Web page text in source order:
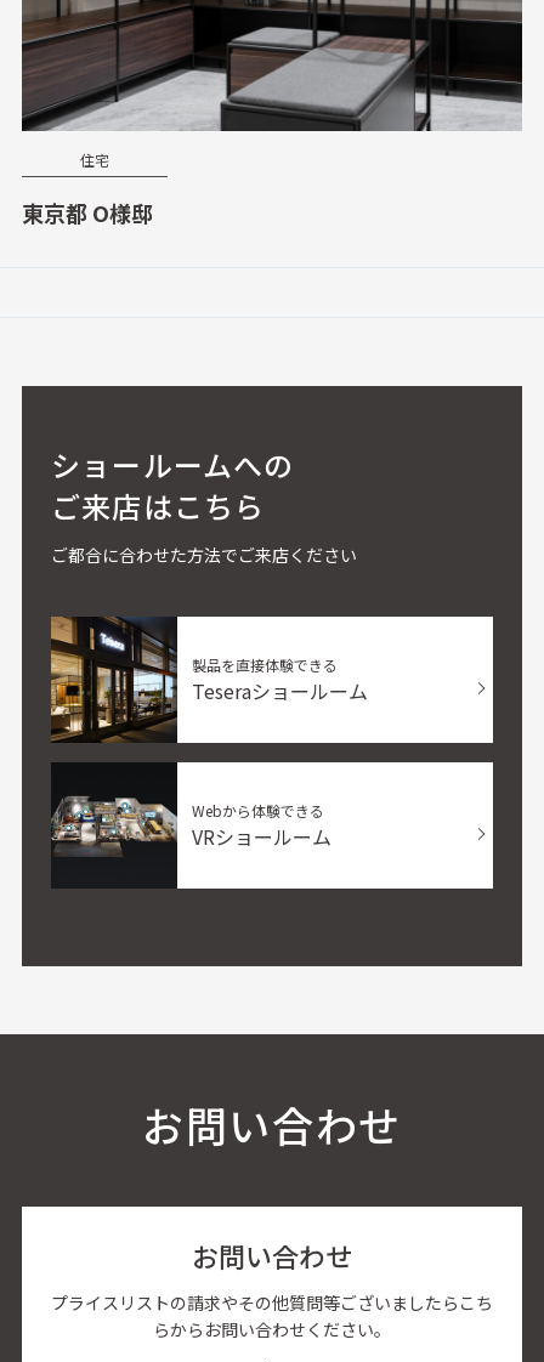
住宅
東京都 O様邸
ショールームへの
ご来店はこちら
ご都合に合わせた方法でご来店ください
製品を直接体験できる
Teseraショールーム
Webから体験できる
VRショールーム
お問い合わせ
お問い合わせ
プライスリストの請求やその他質問等ございましたらこち
らからお問い合わせください。